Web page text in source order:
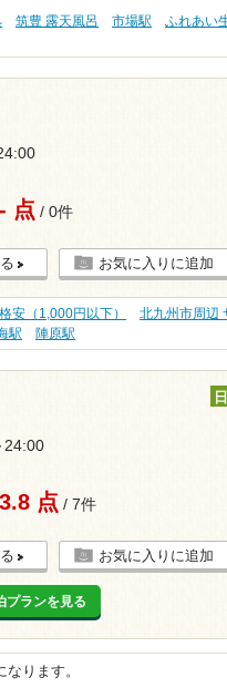
筑豊 露天風呂 市場駅 ふれあい
- 点 / 0件
お気に入りに追加
安（1,000円以下）
北九州市周辺
駅 陣原駅
24:00
3.8 点 / 7件
お気に入りに追加
プランを見る
ります。